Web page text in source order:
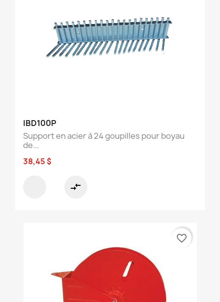
IBD100P
Support en acier à 24 goupilles pour boyau
de...
38,45 $
compare_arrows
favorite_border